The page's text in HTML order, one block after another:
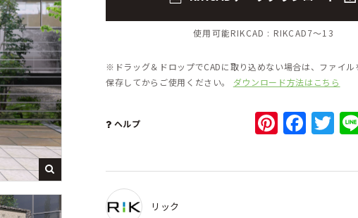
使用可能RIKCAD : RIKCAD7～13
※ドラッグ＆ドロップでCADに取り込めない場合は、ファイル
保存してからご使用ください。 ダウンロード方法はこちら
ヘルプ
リック